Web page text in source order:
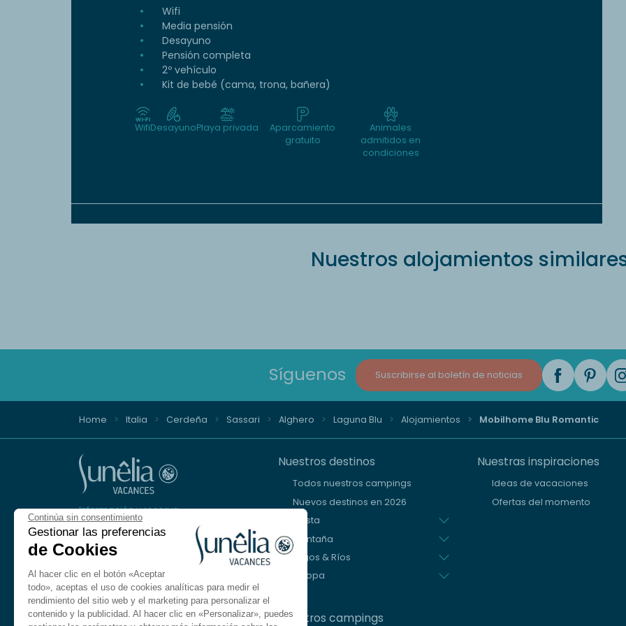
Continúa sin consentimiento
Gestionar las preferencias
de Cookies
Al hacer clic en el botón «Aceptar
todo», aceptas el uso de cookies analíticas para medir el
rendimiento del sitio web y el marketing para personalizar el
contenido y la publicidad. Al hacer clic en «Personalizar», puedes
Wifi
Media pensión
Desayuno
Pensión completa
2º vehículo
Kit de bebé (cama, trona, bañera)
WifiDesayunoPlaya privada
Aparcamiento
gratuito
Animales
admitidos en
condiciones
Nuestros alojamientos
Síguenos Suscribirse al boletín de noticias
Home Italia Cerdeña Sassari Alghero Laguna Blu Alojamientos Mobilhome Blu Romantic
Información y reserva
+33 (0)9 69 375 115
De lunes a viernes, de 8.30 a 18.30 h.
Sábado de 10:00 a 13:00 y de 14:00 a 17:00
Nuestros destinos
Todos nuestros campings
Nuevos destinos en 2026
Costa
Montaña
Lagos & Ríos
Europa
Nuestros campings
Nuestras inspiraciones
Ideas de vacaciones
Ofertas del momento